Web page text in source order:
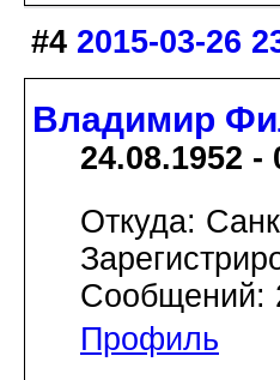
#4 2015-03-26
Владимир
24.08.1952 -
Откуда:
Сообщений:
Профиль